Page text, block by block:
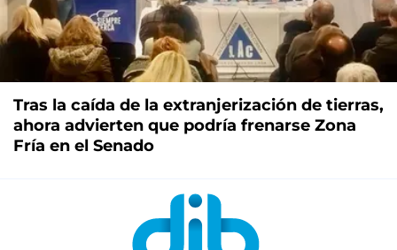
Tras la caída de la extranjerización de tierras,
ahora advierten que podría frenarse Zona
Fría en el Senado